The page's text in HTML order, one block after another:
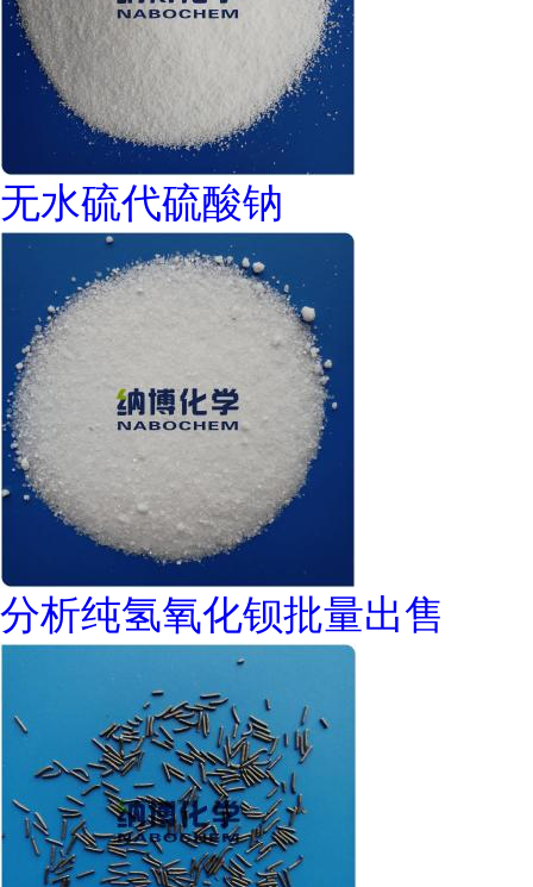
无水硫代硫酸钠
分析纯氢氧化钡批量出售